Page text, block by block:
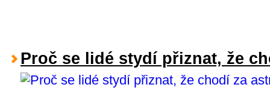
Proč se lidé stydí přiznat, že